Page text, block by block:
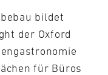
bildet
der Oxford
für Büros